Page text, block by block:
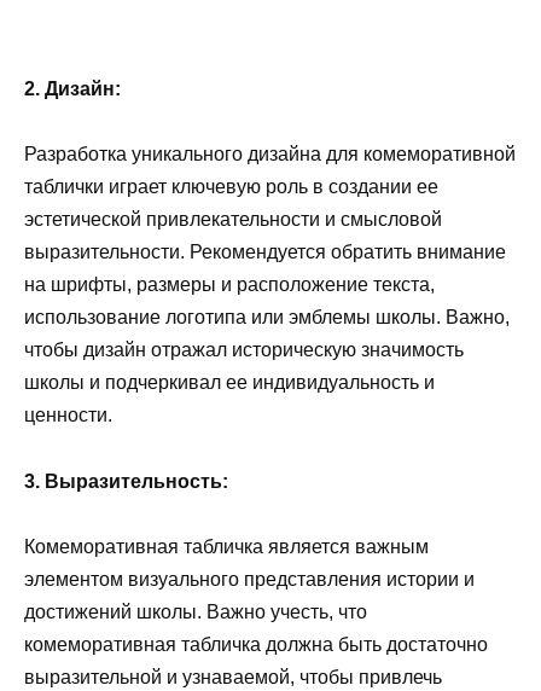
2. Дизайн:
Разработка уникального дизайна для комеморативной
таблички играет ключевую роль в создании ее
эстетической привлекательности и смысловой
выразительности. Рекомендуется обратить внимание
на шрифты, размеры и расположение текста,
использование логотипа или эмблемы школы. Важно,
чтобы дизайн отражал историческую значимость
школы и подчеркивал ее индивидуальность и
ценности.
3. Выразительность:
Комеморативная табличка является важным
элементом визуального представления истории и
достижений школы. Важно учесть, что
комеморативная табличка должна быть достаточно
выразительной и узнаваемой, чтобы привлечь